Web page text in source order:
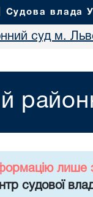
Судова влада
суд м.
лише
судової